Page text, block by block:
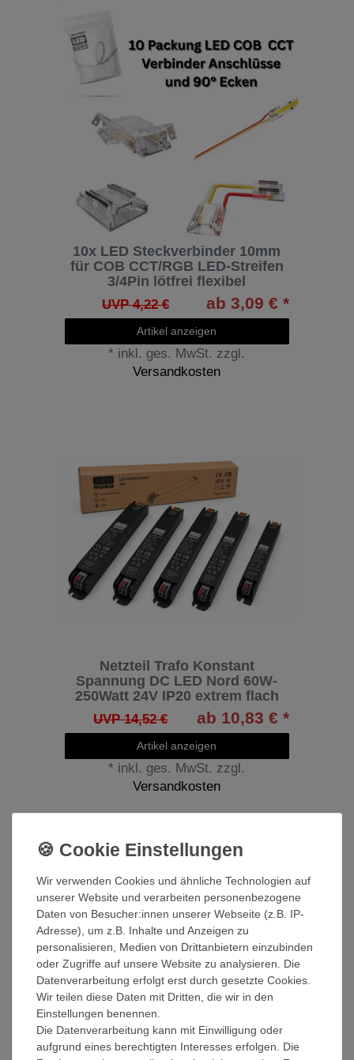
10x LED Steckverbinder 10mm
für COB CCT/RGB LED-Streifen
3/4Pin lötfrei flexibel
UVP 4,22 € ab 3,09 € *
Artikel anzeigen
* inkl. ges. MwSt. zzgl.
Versandkosten
Netzteil Trafo Konstant
Spannung DC LED Nord 60W-
250Watt 24V IP20 extrem flach
UVP 14,52 € ab 10,83 € *
Artikel anzeigen
* inkl. ges. MwSt. zzgl.
Versandkosten
Wir verwenden Cookies und ähnliche Technologien auf
unserer Website und verarbeiten personenbezogene
Daten von Besucher:innen unserer Webseite (z.B. IP-
Adresse), um z.B. Inhalte und Anzeigen zu
personalisieren, Medien von Drittanbietern einzubinden
oder Zugriffe auf unsere Website zu analysieren. Die
Datenverarbeitung erfolgt erst durch gesetzte Cookies.
Wir teilen diese Daten mit Dritten, die wir in den
Einstellungen benennen.
Die Datenverarbeitung kann mit Einwilligung oder
aufgrund eines berechtigten Interesses erfolgen. Die